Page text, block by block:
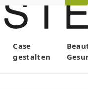
Case
gestalten